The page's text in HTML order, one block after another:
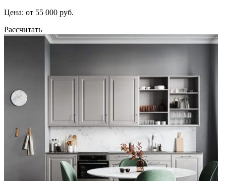
Цена: от 55 000 руб.
Рассчитать